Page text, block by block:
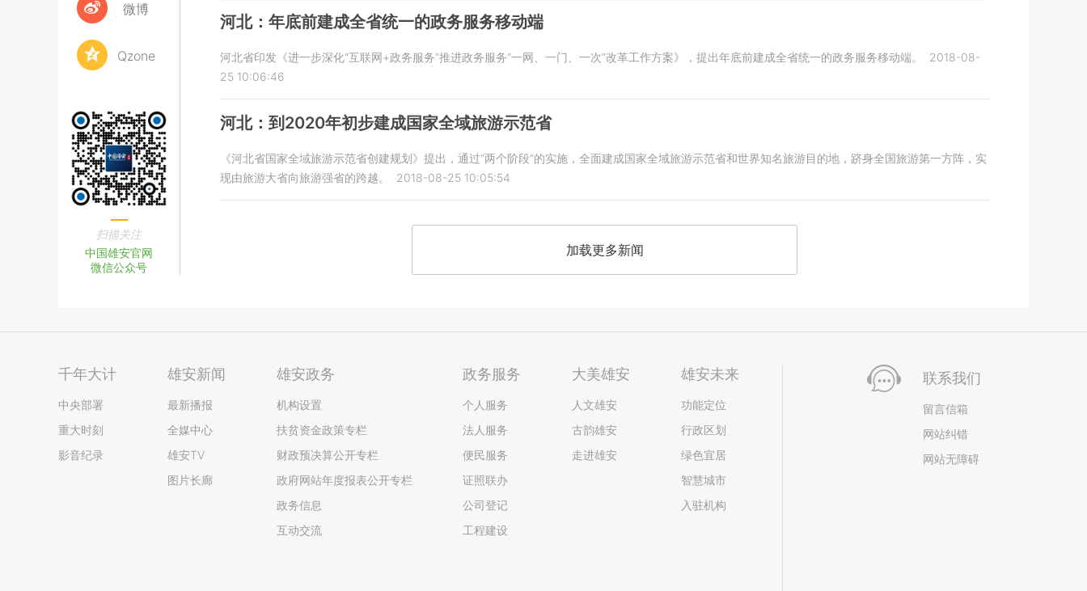
微博
Qzone
扫描关注
中国雄安官网
微信公众号
河北：年底前建成全省统一的政务服务移动端
河北省印发《进一步深化“互联网+政务服务”推进政务服务“一网、一门、一次”改革工作方案》，提出年底前建成全省统一的政务服务移动端。
2018-08-
25 10:06:46
河北：到2020年初步建成国家全域旅游示范省
《河北省国家全域旅游示范省创建规划》提出，通过“两个阶段”的实施，全面建成国家全域旅游示范省和世界知名旅游目的地，跻身全国旅游第一方阵，实
现由旅游大省向旅游强省的跨越。
2018-08-25 10:05:54
加载更多新闻
千年大计
中央部署
重大时刻
影音纪录
雄安新闻
最新播报
全媒中心
雄安TV
图片长廊
雄安政务
机构设置
扶贫资金政策专栏
财政预决算公开专栏
政府网站年度报表公开专栏
政务信息
互动交流
政务服务
个人服务
法人服务
便民服务
证照联办
公司登记
工程建设
大美雄安
人文雄安
古韵雄安
走进雄安
雄安未来
功能定位
行政区划
绿色宜居
智慧城市
入驻机构
联系我们
留言信箱
网站纠错
网站无障碍